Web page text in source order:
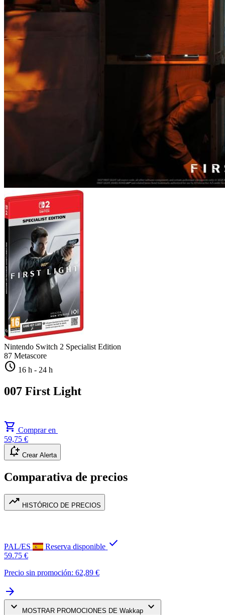
Nintendo Switch 2 Specialist Edition
87 Metascore
schedule 16 h - 24 h
007 First Light
shopping_cart Comprar en
59,75 €
notification_add Crear Alerta
Comparativa de precios
trending_up HISTÓRICO DE PRECIOS
PAL/ES Reserva disponible check
59.75 €
Precio sin promoción: 62,89 €
arrow_forward
keyboard_arrow_down
MOSTRAR PROMOCIONES DE Wakkap keyboard_arrow_down